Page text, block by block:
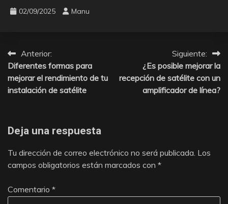
02/09/2025 Manu
Navegación
de
entradas
Anterior:
Diferentes formas para
mejorar el rendimiento de tu
instalación de satélite
Siguiente:
¿Es posible mejorar la
recepción de satélite con un
amplificador de línea?
Deja una respuesta
Tu dirección de correo electrónico no será publicada. Los
campos obligatorios están marcados con *
Comentario *